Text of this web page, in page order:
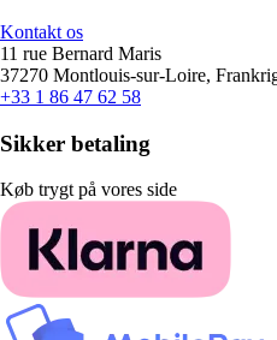
Kontakt os
11 rue Bernard Maris
37270 Montlouis-sur-Loire,
+33 1 86 47 62 58
Sikker betaling
Køb trygt på vores side